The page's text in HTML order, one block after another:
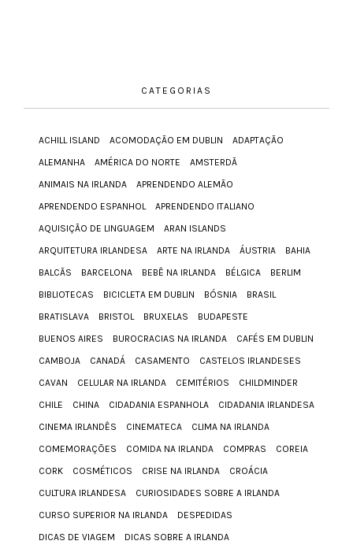
CATEGORIAS
ACHILL ISLAND ACOMODAÇÃO EM DUBLIN
ADAPTAÇÃO
ALEMANHA
AMÉRICA DO NORTE
AMSTERDÃ
ANIMAIS NA IRLANDA
APRENDENDO ALEMÃO
APRENDENDO ESPANHOL
APRENDENDO ITALIANO
AQUISIÇÃO DE LINGUAGEM
ARAN ISLANDS
ARQUITETURA IRLANDESA
ARTE NA IRLANDA ÁUSTRIA
BAHIA
BALCÃS
BARCELONA BEBÊ NA IRLANDA BÉLGICA
BERLIM
BIBLIOTECAS
BICICLETA EM DUBLIN BÓSNIA
BRASIL
BRATISLAVA
BRISTOL BRUXELAS
BUDAPESTE
BUENOS AIRES
BUROCRACIAS NA IRLANDA
CAFÉS EM DUBLIN
CAMBOJA
CANADÁ CASAMENTO
CASTELOS IRLANDESES
CAVAN
CELULAR NA IRLANDA CEMITÉRIOS
CHILDMINDER
CHILE
CHINA CIDADANIA ESPANHOLA
CIDADANIA IRLANDESA
CINEMA IRLANDÊS
CINEMATECA
CLIMA NA IRLANDA
COMEMORAÇÕES
COMIDA NA IRLANDA COMPRAS
COREIA
CORK
COSMÉTICOS CRISE NA IRLANDA
CROÁCIA
CULTURA IRLANDESA
CURIOSIDADES SOBRE A IRLANDA
CURSO SUPERIOR NA IRLANDA
DESPEDIDAS
DICAS DE VIAGEM
DICAS SOBRE A IRLANDA